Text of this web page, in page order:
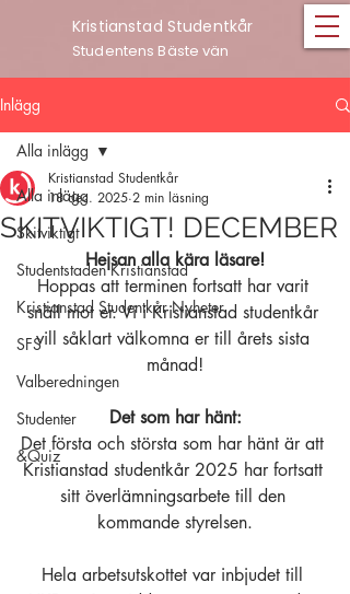
Kristianstad Studentkår
Studentens Bäste vän
Inlägg
Alla inlägg
Skitviktigt
Studentstaden Kristianstad
Kristianstad Studentkår Nyheter
SFS
Valberedningen
Studenter
&Quiz
Alla inlägg
SKITVIKTIGT! DECEMBER
Kristianstad Studentkår
18 dec. 2025 2 min läsning
Hejsan alla kära läsare!
Hoppas att terminen fortsatt har varit
snäll mot er. Vi i Kristianstad studentkår
vill såklart välkomna er till årets sista
månad!
Det som har hänt:
Det första och största som har hänt är att
Kristianstad studentkår 2025 har fortsatt
sitt överlämningsarbete till den
kommande styrelsen.
Hela arbetsutskottet var inbjudet till